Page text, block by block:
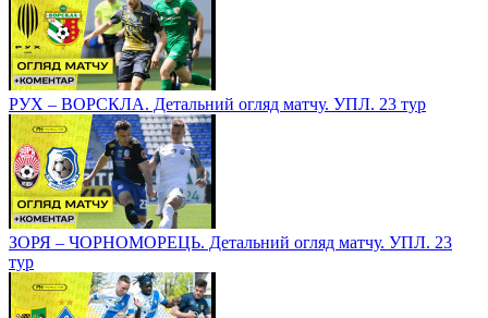
РУХ – ВОРСКЛА. Детальний огляд матчу. УПЛ. 23 тур
ЗОРЯ – ЧОРНОМОРЕЦЬ. Детальний огляд матчу. УПЛ. 23
тур